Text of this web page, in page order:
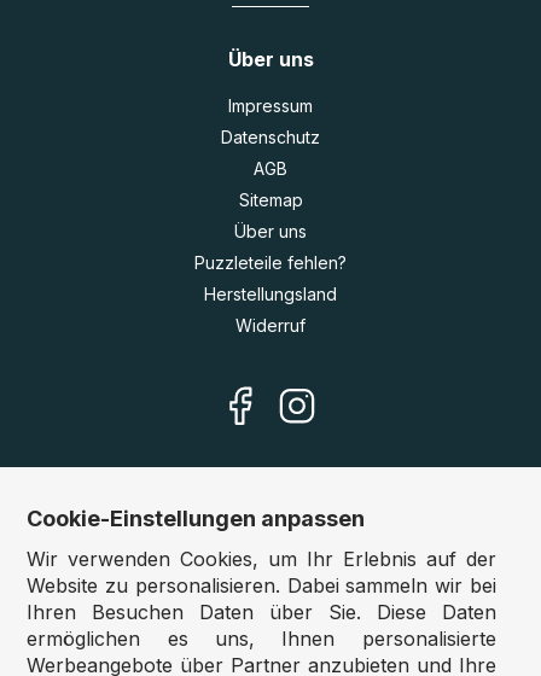
Über uns
Impressum
Datenschutz
AGB
Sitemap
Über uns
Puzzleteile fehlen?
Herstellungsland
Widerruf
Unsere Shops
Deutschland:www.puzzle.de
Österreich:
www.puzzle.at
Belgien:www.puzzle.be
Cookie-Einstellungen anpassen
Wir verwenden Cookies, um Ihr Erlebnis auf der
Website zu personalisieren. Dabei sammeln wir bei
Ihren Besuchen Daten über Sie. Diese Daten
ermöglichen es uns, Ihnen personalisierte
Werbeangebote über Partner anzubieten und Ihre